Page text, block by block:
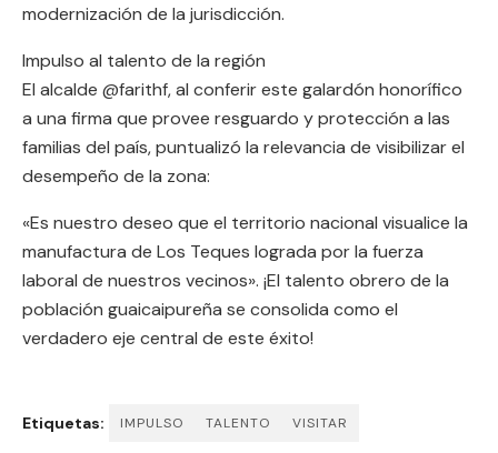
modernización de la jurisdicción.
Impulso al talento de la región
El alcalde @farithf, al conferir este galardón honorífico
a una firma que provee resguardo y protección a las
familias del país, puntualizó la relevancia de visibilizar el
desempeño de la zona:
«Es nuestro deseo que el territorio nacional visualice la
manufactura de Los Teques lograda por la fuerza
laboral de nuestros vecinos». ¡El talento obrero de la
población guaicaipureña se consolida como el
verdadero eje central de este éxito!
Etiquetas: IMPULSO TALENTO VISITAR